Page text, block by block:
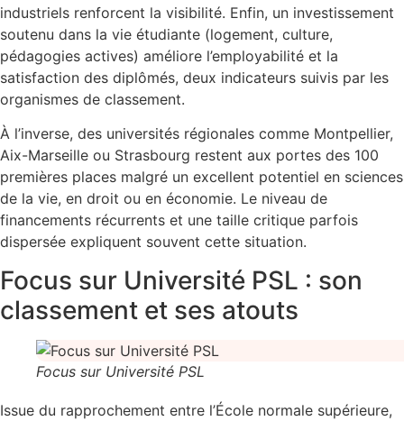
industriels renforcent la visibilité. Enfin, un investissement
soutenu dans la vie étudiante (logement, culture,
pédagogies actives) améliore l’employabilité et la
satisfaction des diplômés, deux indicateurs suivis par les
organismes de classement.
À l’inverse, des universités régionales comme Montpellier,
Aix-Marseille ou Strasbourg restent aux portes des 100
premières places malgré un excellent potentiel en sciences
de la vie, en droit ou en économie. Le niveau de
financements récurrents et une taille critique parfois
dispersée expliquent souvent cette situation.
Focus sur Université PSL : son
classement et ses atouts
Focus sur Université PSL
Issue du rapprochement entre l’École normale supérieure,